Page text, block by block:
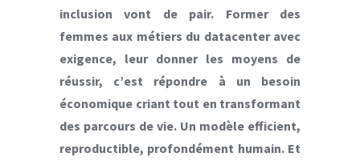
inclusion vont de pair. Former des
femmes aux métiers du datacenter avec
exigence, leur donner les moyens de
réussir, c’est répondre à un besoin
économique criant tout en transformant
des parcours de vie. Un modèle efficient,
reproductible, profondément humain. Et